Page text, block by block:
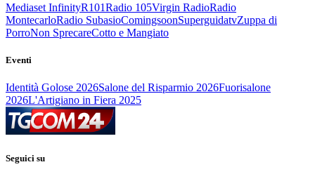
Mediaset InfinityR101Radio 105Virgin RadioRadio
MontecarloRadio SubasioComingsoonSuperguidatvZuppa di
PorroNon SprecareCotto e Mangiato
Eventi
Identità Golose 2026Salone del Risparmio 2026Fuorisalone
2026L'Artigiano in Fiera 2025
Seguici su